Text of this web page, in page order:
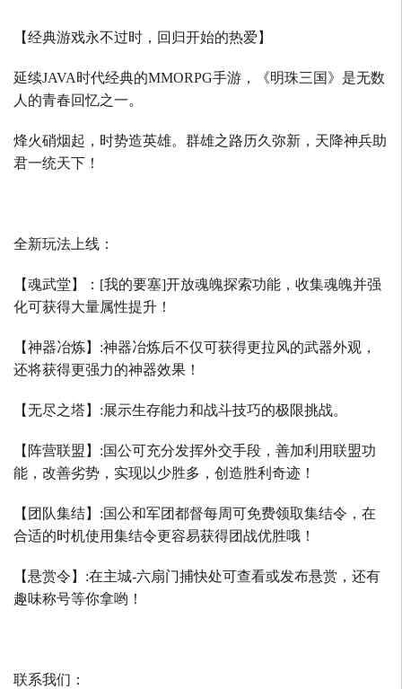
【经典游戏永不过时，回归开始的热爱】
延续JAVA时代经典的MMORPG手游，《明珠三国》是无数
人的青春回忆之一。
烽火硝烟起，时势造英雄。群雄之路历久弥新，天降神兵助
君一统天下！
全新玩法上线：
【魂武堂】： [我的要塞]开放魂魄探索功能，收集魂魄并强
化可获得大量属性提升！
【神器冶炼】 :神器冶炼后不仅可获得更拉风的武器外观，
还将获得更强力的神器效果！
【无尽之塔】 :展示生存能力和战斗技巧的极限挑战。
【阵营联盟】 :国公可充分发挥外交手段，善加利用联盟功
能，改善劣势，实现以少胜多，创造胜利奇迹！
【团队集结】 :国公和军团都督每周可免费领取集结令，在
合适的时机使用集结令更容易获得团战优胜哦！
【悬赏令】 :在主城-六扇门捕快处可查看或发布悬赏，还有
趣味称号等你拿哟！
联系我们：